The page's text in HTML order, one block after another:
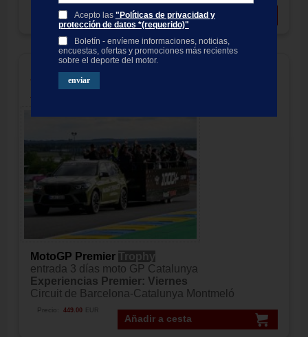
Acepto las "Políticas de privacidad y
protección de datos *(requerido)"
Boletín - envíeme informaciones, noticias,
encuestas, ofertas y promociones más recientes
sobre el deporte del motor.
Añadir a cesta
Precio:
MotoGP Premier Trophy Montmelo
2027
MotoGP Premier Trophy
entrada 3 días moto GP Catalunya
Experiencias Premier: Viernes
Circuit de Barcelona-Catalunya Montmeló
Añadir a cesta
Precio: 449.00 EUR